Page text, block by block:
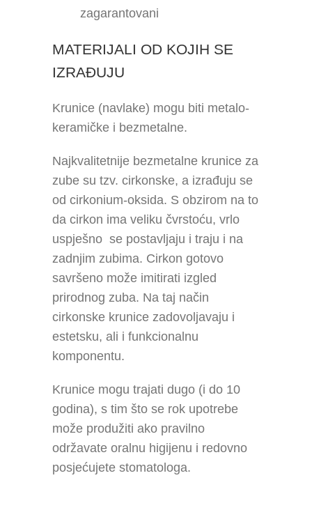
zagarantovani
MATERIJALI OD KOJIH SE
IZRAĐUJU
Krunice (navlake) mogu biti metalo-
keramičke i bezmetalne.
Najkvalitetnije bezmetalne krunice za
zube su tzv. cirkonske, a izrađuju se
od cirkonium-oksida. S obzirom na to
da cirkon ima veliku čvrstoću, vrlo
uspješno se postavljaju i traju i na
zadnjim zubima. Cirkon gotovo
savršeno može imitirati izgled
prirodnog zuba. Na taj način
cirkonske krunice zadovoljavaju i
estetsku, ali i funkcionalnu
komponentu.
Krunice mogu trajati dugo (i do 10
godina), s tim što se rok upotrebe
može produžiti ako pravilno
održavate oralnu higijenu i redovno
posjećujete stomatologa.